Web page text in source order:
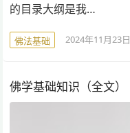
的目录大纲是我…
佛法基础 2024年11月23日
佛学基础知识（全文）